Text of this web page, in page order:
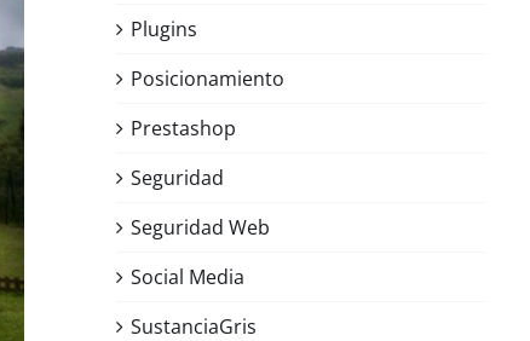
Plugins
Posicionamiento
Prestashop
Seguridad
Seguridad Web
Social Media
SustanciaGris